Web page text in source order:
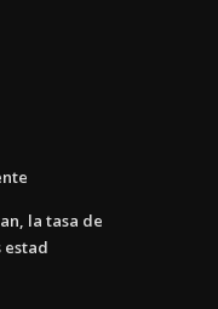
la tasa de
estad